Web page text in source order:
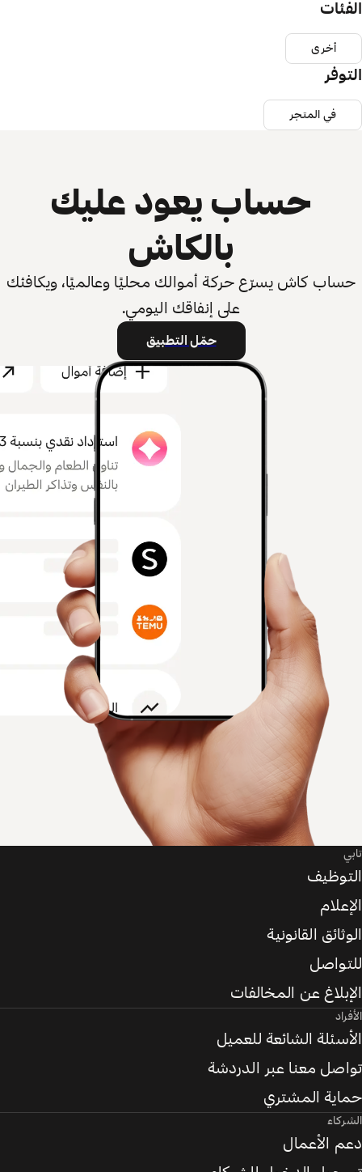
الفئات
أخرى
التوفر
في المتجر
حساب يعود عليك
بالكاش
حساب كاش يسرّع حركة أموالك محليًا وعالميًا، ويكافئك
على إنفاقك اليومي.
حمّل التطبيق
تابي
التوظيف
الإعلام
الوثائق القانونية
للتواصل
الإبلاغ عن المخالفات
الأفراد
الأسئلة الشائعة للعميل
تواصل معنا عبر الدردشة
حماية المشتري
الشركاء
دعم الأعمال